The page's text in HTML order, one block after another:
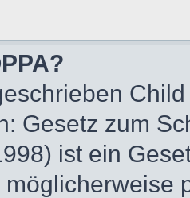
Gesetz zum
ist ein